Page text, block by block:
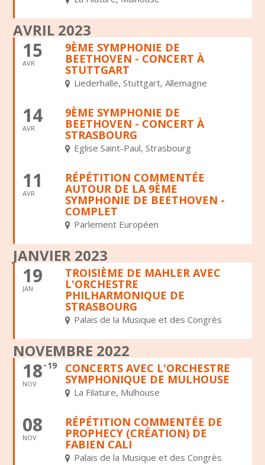
AVRIL 2023
15
AVR
9ÈME SYMPHONIE DE
BEETHOVEN - CONCERT À
STUTTGART
Liederhalle, Stuttgart, Allemagne
14
AVR
9ÈME SYMPHONIE DE
BEETHOVEN - CONCERT À
STRASBOURG
Eglise Saint-Paul, Strasbourg
11
AVR
RÉPÉTITION COMMENTÉE
AUTOUR DE LA 9ÈME
SYMPHONIE DE BEETHOVEN -
COMPLET
Parlement Européen
JANVIER 2023
19
JAN
TROISIÈME DE MAHLER AVEC
L'ORCHESTRE
PHILHARMONIQUE DE
STRASBOURG
Palais de la Musique et des Congrès
NOVEMBRE 2022
18
NOV
19 CONCERTS AVEC L'ORCHESTRE
SYMPHONIQUE DE MULHOUSE
La Filature, Mulhouse
08
NOV
RÉPÉTITION COMMENTÉE DE
PROPHECY (CRÉATION) DE
FABIEN CALI
Palais de la Musique et des Congrès